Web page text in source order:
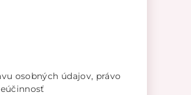
osobných údajov, právo